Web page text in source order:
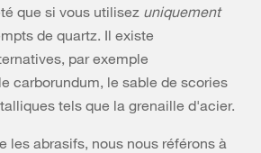
que si vous utilisez uniquement
de quartz. Il existe
par exemple
carborundum, le sable de scories
tels que la grenaille d'acier.
les abrasifs, nous nous référons à